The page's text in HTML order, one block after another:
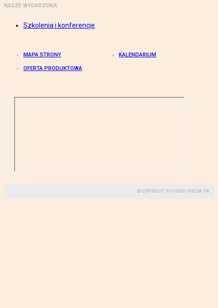
NASZE WYDARZENIA
Szkolenia i konferencje
MAPA STRONY KALENDARIUM
OFERTA PRODUKTOWA
© COPYRIGHT BY GREMI MEDIA SA